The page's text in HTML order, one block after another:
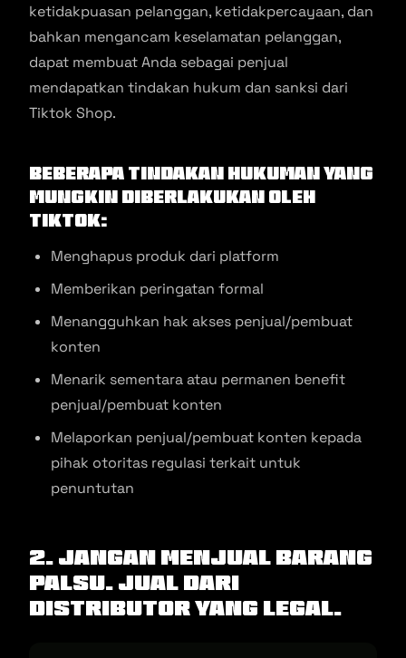
ketidakpuasan pelanggan, ketidakpercayaan, dan
bahkan mengancam keselamatan pelanggan,
dapat membuat Anda sebagai penjual
mendapatkan tindakan hukum dan sanksi dari
Tiktok Shop.
Beberapa tindakan hukuman yang
mungkin diberlakukan oleh
Tiktok:
Menghapus produk dari platform
Memberikan peringatan formal
Menangguhkan hak akses penjual/pembuat
konten
Menarik sementara atau permanen benefit
penjual/pembuat konten
Melaporkan penjual/pembuat konten kepada
pihak otoritas regulasi terkait untuk
penuntutan
2. Jangan Menjual Barang
Palsu. Jual dari
Distributor yang Legal.